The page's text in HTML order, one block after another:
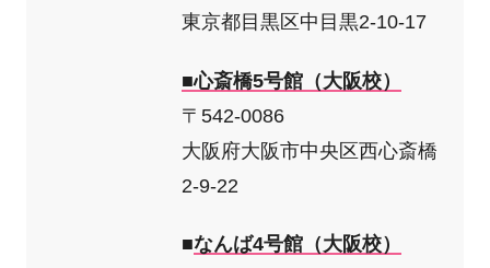
東京都目黒区中目黒2-10-17
■心斎橋5号館（大阪校）
〒542-0086
大阪府大阪市中央区西心斎橋
2-9-22
■なんば4号館（大阪校）